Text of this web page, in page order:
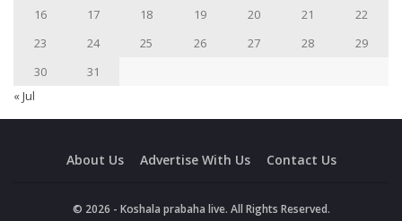
16
17 18 19 20 21
22
23
24 25 26 27 28
29
30
31
« Jul
About Us Advertise With Us Contact Us
© 2026 - Koshala prabaha live. All Rights Reserved.